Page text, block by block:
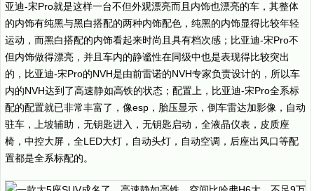
亚迪-宋Pro就是这样一台不但外观漂亮而且内饰也漂亮的车，其整体
的内饰有纯黑与黑白搭配的两种内饰配色，纯黑的内饰显得比较年轻
运动，而黑白搭配的内饰看起来时尚且具有档次感；比亚迪-宋Pro不
但内饰做得漂亮，并且车内的静谧性在同级中也是表现得比较突出
的，比亚迪-宋Pro的NVH是由前雷诺的NVH专家负责设计的，所以车
内的NVH达到了高速静如高铁的状态；配置上，比亚迪-宋Pro全系标
配的配置就已非常丰富了，像esp，胎压显示，倒车雷达加影像，自动
驻车，上坡辅助，无钥匙进入，无钥匙启动，全液晶仪表，皮质座
椅，中控大屏，全LED大灯，自动头灯，自动空调，后座出风口等配
置都是全系标配的。